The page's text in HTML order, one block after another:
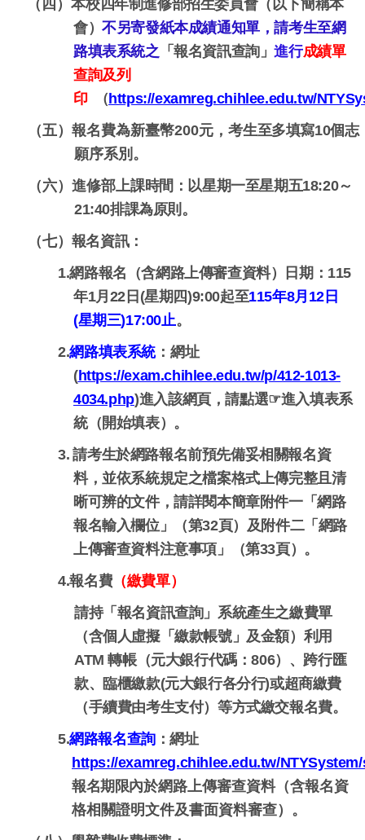
（四）本校四年制進修部招生委員會（以下簡稱本
會）不另寄發紙本成績通知單，請考生至網
路填表系統之 「報名資訊查詢」進行成績單
查詢及列
印
（https://examreg.chihlee.edu.tw/
（五）報名費為新臺幣200元，考生至多填寫10個志
願序系別。
（六）進修部 上課時間：以星期一至星期五18:20～
21:40排課為原則 。
（七） 報名資訊：
1.網路報名（含網路上傳審查資料）日期：115
年1月22日(星期四)9:00起至115年8月12 日
(星期三)17:00止。
2.網路填表系統 ： 網址
(https://exam.chihlee.edu.tw/p/412-1013-
4034.php)進入該網頁，請點選☞進入填表系
統（開始填表）。
3. 請考生於網路報名前預先備妥相關報名資
料，並依系統規定之檔案格式上傳完整且清
晰可辨的文件，請詳閱本簡章附件一「網路
報名輸入欄位」（第32頁）及附件二「網路
上傳審查資料注意事項」（第33頁）。
4.報名費 （繳費單）
請持「報名資訊查詢」系統產生之繳費單
（含個人虛擬「繳款帳號」及金額）利用
ATM 轉帳（元大銀行代碼：806）、跨行匯
款、臨櫃繳款(元大銀行各分行)或超商繳費
（手續費由考生支付）等方式繳交報名費。
5.網路報名查詢：網址
https://examreg.chihlee.edu.tw/
報名期限內於網路上傳審查資料（含報名資
格相關證明文件及書面資料審查） 。